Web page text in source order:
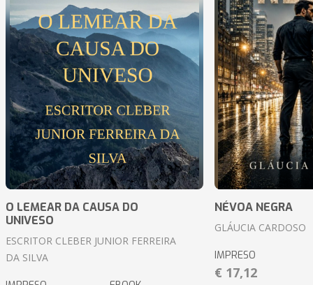
O LEMEAR DA CAUSA DO
UNIVESO
ESCRITOR CLEBER JUNIOR FERREIRA
DA SILVA
NÉVOA NEGRA
GLÁUCIA CARDOSO
IMPRESO
€ 17,12